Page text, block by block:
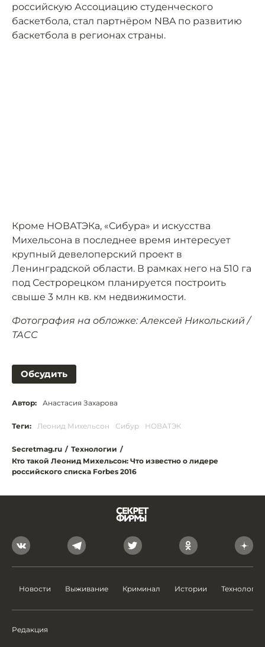
российскую Ассоциацию студенческого
баскетбола, стал партнёром NBA по развитию
баскетбола в регионах страны.
Кроме НОВАТЭКа, «Сибура» и искусства
Михельсона в последнее время интересует
крупный девелоперский проект в
Ленинградской области. В рамках него на 510 га
под Сестрорецком планируется построить
свыше 3 млн кв. км недвижимости.
Фотография на обложке: Алексей Никольский /
ТАСС
Обсудить
Автор: Анастасия Захарова
Теги: Леонид Михельсон Сибур НОВАТЭК
Secretmag.ru / Технологии /
Кто такой Леонид Михельсон: Что известно о лидере
российского списка Forbes 2016
Новости Выживание Криминал Истории Технологии
Редакция